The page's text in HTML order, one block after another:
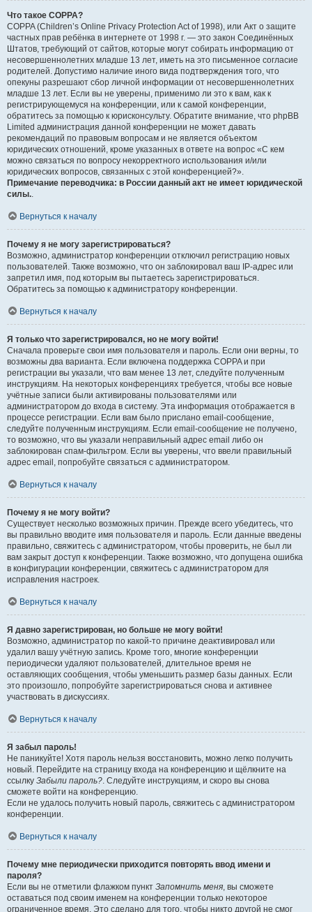
Что такое COPPA?
COPPA (Children’s Online Privacy Protection Act of 1998), или Акт о защите
частных прав ребёнка в интернете от 1998 г. — это закон Соединённых
Штатов, требующий от сайтов, которые могут собирать информацию от
несовершеннолетних младше 13 лет, иметь на это письменное согласие
родителей. Допустимо наличие иного вида подтверждения того, что
опекуны разрешают сбор личной информации от несовершеннолетних
младше 13 лет. Если вы не уверены, применимо ли это к вам, как к
регистрирующемуся на конференции, или к самой конференции,
обратитесь за помощью к юрисконсульту. Обратите внимание, что phpBB
Limited администрация данной конференции не может давать
рекомендаций по правовым вопросам и не является объектом
юридических отношений, кроме указанных в ответе на вопрос «С кем
можно связаться по вопросу некорректного использования и/или
юридических вопросов, связанных с этой конференцией?».
Примечание переводчика: в России данный акт не имеет юридической
силы..
Вернуться к началу
Почему я не могу зарегистрироваться?
Возможно, администратор конференции отключил регистрацию новых
пользователей. Также возможно, что он заблокировал ваш IP-адрес или
запретил имя, под которым вы пытаетесь зарегистрироваться.
Обратитесь за помощью к администратору конференции.
Вернуться к началу
Я только что зарегистрировался, но не могу войти!
Сначала проверьте свои имя пользователя и пароль. Если они верны, то
возможны два варианта. Если включена поддержка COPPA и при
регистрации вы указали, что вам менее 13 лет, следуйте полученным
инструкциям. На некоторых конференциях требуется, чтобы все новые
учётные записи были активированы пользователями или
администратором до входа в систему. Эта информация отображается в
процессе регистрации. Если вам было прислано email-сообщение,
следуйте полученным инструкциям. Если email-сообщение не получено,
то возможно, что вы указали неправильный адрес email либо он
заблокирован спам-фильтром. Если вы уверены, что ввели правильный
адрес email, попробуйте связаться с администратором.
Вернуться к началу
Почему я не могу войти?
Существует несколько возможных причин. Прежде всего убедитесь, что
вы правильно вводите имя пользователя и пароль. Если данные введены
правильно, свяжитесь с администратором, чтобы проверить, не был ли
вам закрыт доступ к конференции. Также возможно, что допущена ошибка
в конфигурации конференции, свяжитесь с администратором для
исправления настроек.
Вернуться к началу
Я давно зарегистрирован, но больше не могу войти!
Возможно, администратор по какой-то причине деактивировал или
удалил вашу учётную запись. Кроме того, многие конференции
периодически удаляют пользователей, длительное время не
оставляющих сообщения, чтобы уменьшить размер базы данных. Если
это произошло, попробуйте зарегистрироваться снова и активнее
участвовать в дискуссиях.
Вернуться к началу
Я забыл пароль!
Не паникуйте! Хотя пароль нельзя восстановить, можно легко получить
новый. Перейдите на страницу входа на конференцию и щёлкните на
ссылку Забыли пароль?. Следуйте инструкциям, и скоро вы снова
сможете войти на конференцию.
Если не удалось получить новый пароль, свяжитесь с администратором
конференции.
Вернуться к началу
Почему мне периодически приходится повторять ввод имени и
пароля?
Если вы не отметили флажком пункт Запомнить меня, вы сможете
оставаться под своим именем на конференции только некоторое
ограниченное время. Это сделано для того, чтобы никто другой не смог